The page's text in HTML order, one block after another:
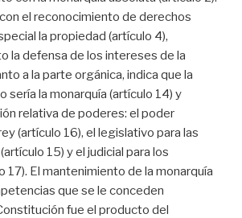
el reconocimiento de derechos
la propiedad (artículo 4),
la defensa de los intereses de la
a la parte orgánica, indica que la
sería la monarquía (artículo 14) y
relativa de poderes: el poder
(artículo 16), el legislativo para las
15) y el judicial para los
17). El mantenimiento de la monarquía
que se le conceden
fue el producto del